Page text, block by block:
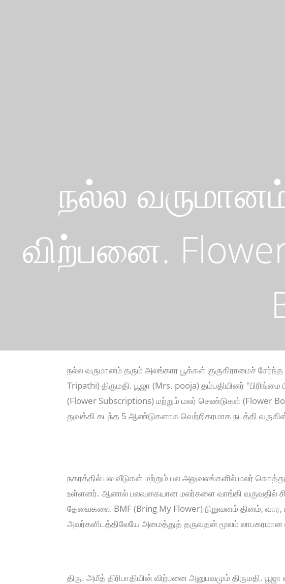
நல்ல
விற்பனை.
நல்ல வருமானம் தரும் அலங்கார பூக்கள் குருகிராமைச் சேர்ந்த
Tripathi) திருமதி. பூஜா (Mrs. pooja) தம்பதியினர்
(Flower Subscriptions) மற்றும் மலர் செண்டுகள் (Flower
துவக்கி கடந்த 5 ஆண்டுகளாக வெற்றிகரமாக நடத்தி
நகரத்தில் பல வீடுகள் மற்றும் பல அலுவலங்களில் மலர்
உள்ளனர். ஆனால் பலவகையான மலர்களை வாங்கி வருவதில்
தேவைகளை BMF (Bring My Flower) நிறுவனம் தினம்,
அவர்களிடத்திலேயே அமைத்துத் தருவதன் மூலம் லாபகரமான
திரு. அமீத் திரிபாதியின் விற்பனை அனுபவமும் திருமதி.